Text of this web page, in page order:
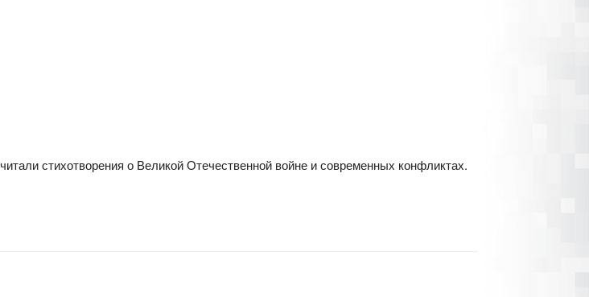
стихотворения о Великой Отечественной войне и современных конфликтах.